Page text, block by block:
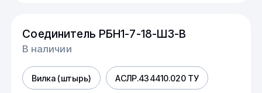
Соединитель РБН1-7-18-Ш3-В
В наличии
Вилка (штырь) АСЛР.434410.020 ТУ